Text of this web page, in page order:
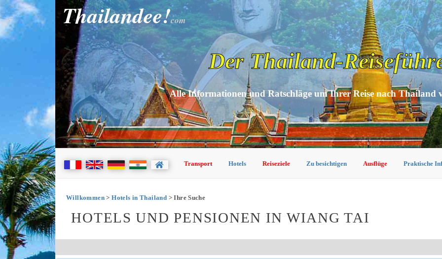
Thailandee!com
Der Thailand-
Alle Informationen und Ratschläge um Ihrer Reise nach Thailand
Transport Hotels Reiseziele Zu besichtigen Ausflüge Praktische
Willkommen>Hotels in Thailand > Ihre Suche
HOTELS UND PENSIONEN IN WIANG TAI